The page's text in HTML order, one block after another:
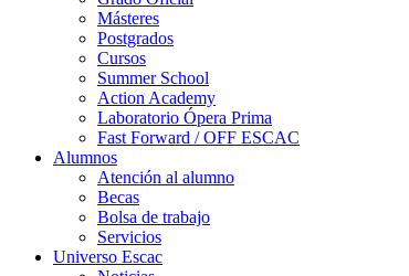
Másteres
Postgrados
Cursos
Summer School
Action Academy
Laboratorio Ópera Prima
Fast Forward / OFF ESCAC
Alumnos
Atención al alumno
Becas
Bolsa de trabajo
Servicios
Universo Escac